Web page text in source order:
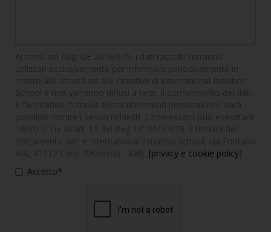
[privacy e cookie policy]
Accetto*